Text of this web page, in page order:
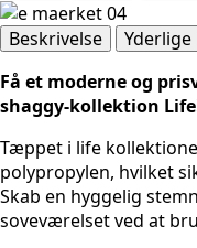
Beskrivelse
Få et moderne og
shaggy-kollektion
Tæppet i life
polypropylen, hvilket
Skab en hyggelig
soveværelset ved at